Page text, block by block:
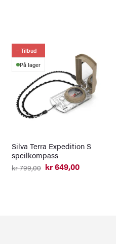
Tilbud
På lager
Silva Terra Expedition S
speilkompass
kr799,00
Opprinnelig
kr649,00
Nåværende